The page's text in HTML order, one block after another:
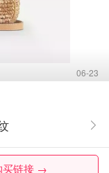
06-23
买链接 →